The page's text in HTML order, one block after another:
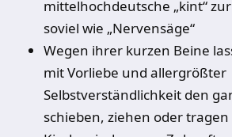
mittelhochdeutsche „kint“
soviel wie „Nervensäge“
Wegen ihrer kurzen Beine
mit Vorliebe und allergrößter
Selbstverständlichkeit den
schieben, ziehen oder tragen